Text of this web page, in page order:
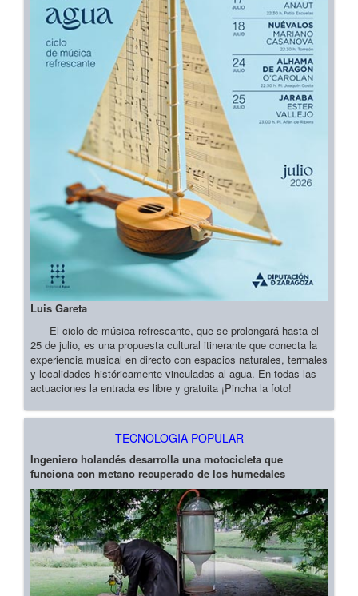
Luis Gareta
El ciclo de música refrescante, que se prolongará hasta el
25 de julio, es una propuesta cultural itinerante que conecta la
experiencia musical en directo con espacios naturales, termales
y localidades históricamente vinculadas al agua. En todas las
actuaciones la entrada es libre y gratuita ¡Pincha la foto!
TECNOLOGIA POPULAR
Ingeniero holandés desarrolla una motocicleta que
funciona con metano recuperado de los humedales